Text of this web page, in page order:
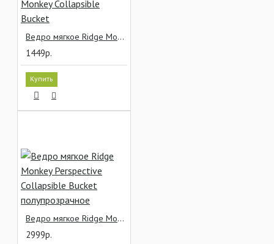
Ведро мягкое Ridge Monkey Collapsible Bucket
1449р.
Купить
Ведро мягкое Ridge Monkey Perspective Collapsible Bucket полупрозрачное
2999р.